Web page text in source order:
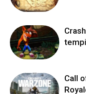
Call